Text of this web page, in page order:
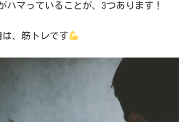
ハマっていることが、3つあります！
は、筋トレです